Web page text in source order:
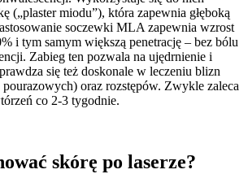
(„plaster miodu”), która zapewnia głęboką
soczewki MLA zapewnia wzrost
i tym samym większą penetrację – bez bólu
Zabieg ten pozwala na ujędrnienie i
się też doskonale w leczeniu blizn
oraz rozstępów. Zwykle zaleca
co 2-3 tygodnie.
skórę po laserze?